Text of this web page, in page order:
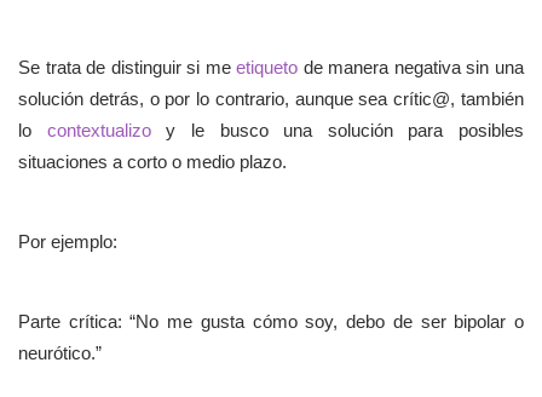
Se trata de distinguir si meetiqueto de manera negativa sin una
solución detrás, o por lo contrario, aunque sea crític@, también
lo contextualizoy le busco una solución para posibles
situaciones a corto o medio plazo.
Por ejemplo:
Parte crítica: “No me gusta cómo soy, debo de ser bipolar o
neurótico.”